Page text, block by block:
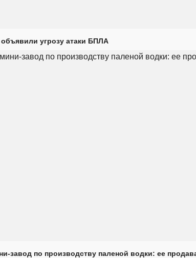
угрозу атаки БПЛА
завод по производству паленой водки: ее